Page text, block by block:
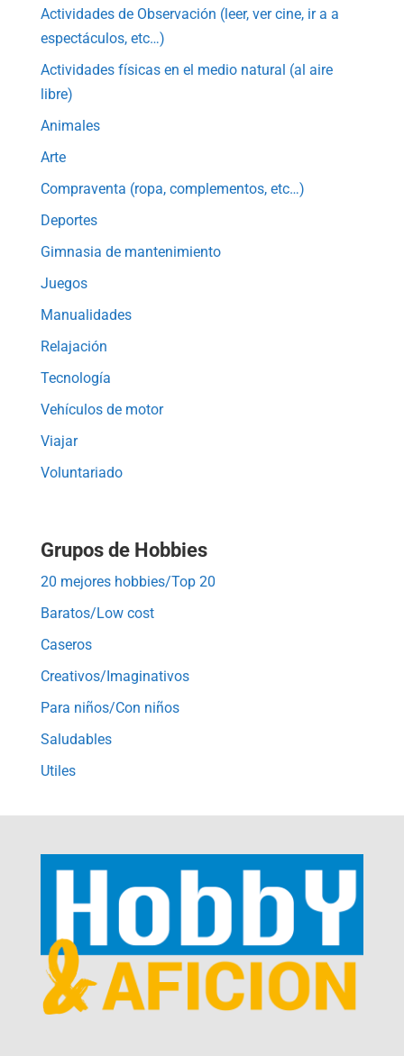
Actividades de Observación (leer, ver cine, ir a a
espectáculos, etc…)
Actividades físicas en el medio natural (al aire
libre)
Animales
Arte
Compraventa (ropa, complementos, etc…)
Deportes
Gimnasia de mantenimiento
Juegos
Manualidades
Relajación
Tecnología
Vehículos de motor
Viajar
Voluntariado
Grupos de Hobbies
20 mejores hobbies/Top 20
Baratos/Low cost
Caseros
Creativos/Imaginativos
Para niños/Con niños
Saludables
Utiles